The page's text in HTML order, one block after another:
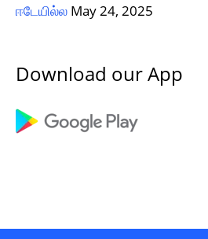
ஈடேயில்ல May 24, 2025
Download our App